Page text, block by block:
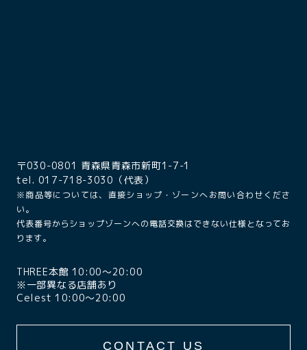
〒030-0801 青森県青森市新町1-7-1
tel. 017-718-3030（代表）
※商品等については、直接ショップ・ゾーンへお問い合わせくださ
い。
代表番号からショップゾーンへの電話交換はできない仕様となってお
ります。
THREE本館 10:00〜20:00
※一部異なる店舗あり
Celest 10:00〜20:00
CONTACT US